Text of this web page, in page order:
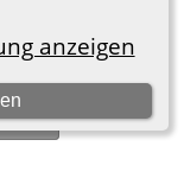
anzeigen
2001-2026.
.